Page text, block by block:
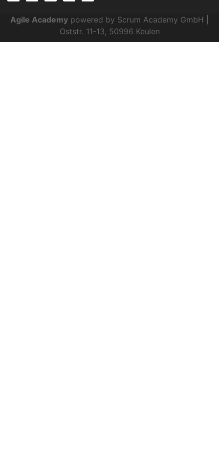
Agile Academy powered by Scrum Academy GmbH |
Oststr. 11-13, 50996 Keulen